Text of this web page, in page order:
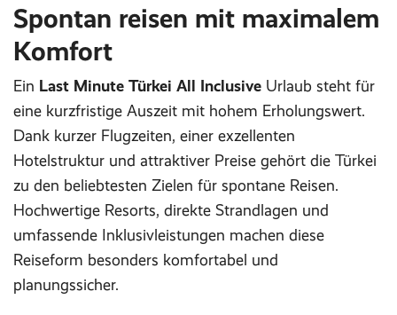
Spontan reisen mit maximalem
Komfort
Ein Last Minute Türkei All Inclusive Urlaub steht für
eine kurzfristige Auszeit mit hohem Erholungswert.
Dank kurzer Flugzeiten, einer exzellenten
Hotelstruktur und attraktiver Preise gehört die Türkei
zu den beliebtesten Zielen für spontane Reisen.
Hochwertige Resorts, direkte Strandlagen und
umfassende Inklusivleistungen machen diese
Reiseform besonders komfortabel und
planungssicher.